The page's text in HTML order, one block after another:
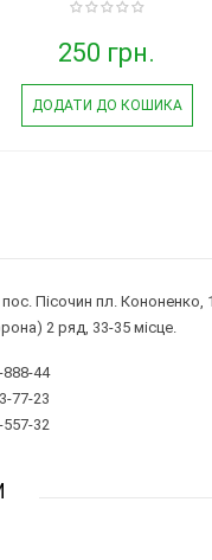
250 грн.
ДОДАТИ ДО КОШИКА
пос. Пісочин пл.
2 ряд, 33-35 місце.
44
77-23
32